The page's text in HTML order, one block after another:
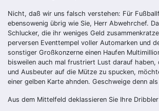
Nicht, daß wir uns falsch verstehen: Für
ebensowenig übrig wie Sie, Herr Abwehrchef.
Schlucker, die ihr weniges Geld
perversen Eventtempel voller Automarken und
sonstiger Großkonzerne einen Haufen
bisweilen auch mal frustriert Lust darauf haben,
und Ausbeuter auf die Mütze zu spucken,
einer gelben Karte ahnden. Geschweige denn
Aus dem Mittelfeld deklassieren Sie Ihre